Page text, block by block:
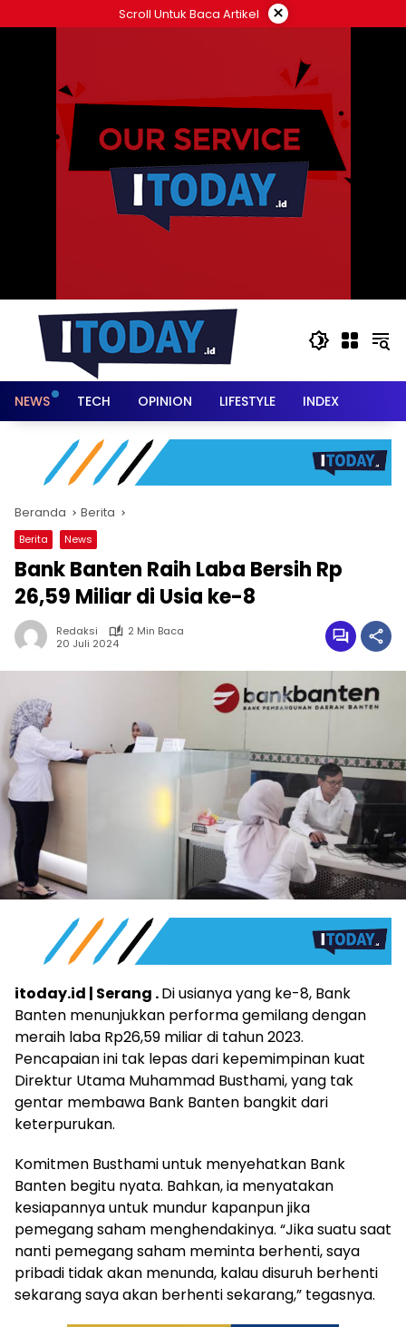
ke
Scroll Untuk Baca Artikel ×
NEWS TECH OPINION LIFESTYLE INDEX
Beranda Berita
Berita News
Bank Banten Raih Laba Bersih Rp
26,59 Miliar di Usia ke-8
Redaksi
2 Min Baca
20 Juli 2024
itoday.id | Serang .Di usianya yang ke-8, Bank
Banten menunjukkan performa gemilang dengan
meraih laba Rp26,59 miliar di tahun 2023.
Pencapaian ini tak lepas dari kepemimpinan kuat
Direktur Utama Muhammad Busthami, yang tak
gentar membawa Bank Banten bangkit dari
keterpurukan.
Komitmen Busthami untuk menyehatkan Bank
Banten begitu nyata. Bahkan, ia menyatakan
kesiapannya untuk mundur kapanpun jika
pemegang saham menghendakinya. “Jika suatu saat
nanti pemegang saham meminta berhenti, saya
pribadi tidak akan menunda, kalau disuruh berhenti
sekarang saya akan berhenti sekarang,” tegasnya.